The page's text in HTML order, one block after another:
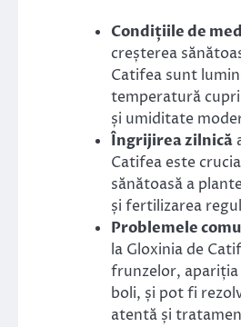
Condițiile de
creșterea
Catifea sunt
temperatură
și umiditate
Îngrijirea zilnică
Catifea este
sănătoasă a
și fertilizarea
Problemele
la Gloxinia de
frunzelor,
boli, și pot fi
atentă și